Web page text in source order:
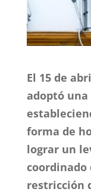
El 15 de
adoptó una
forma de
lograr un
coordinado
restricción